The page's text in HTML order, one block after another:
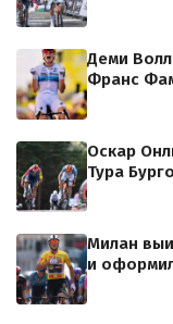
Деми
Франс
Оскар
Тура
Милан
и